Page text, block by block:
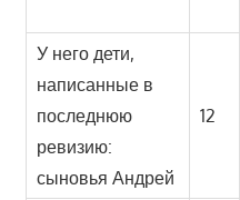
У него дети,
написанные в
последнюю
ревизию:
сыновья Андрей
12